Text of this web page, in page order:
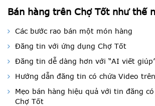
Bán hàng trên Chợ Tốt như thế
Các bước rao bán một món hàng
Đăng tin với ứng dụng Chợ Tốt
Đăng tin dễ dàng hơn với “AI viết
Hướng dẫn đăng tin có chứa Video
Mẹo bán hàng hiệu quả với tin đăng
Chợ Tốt